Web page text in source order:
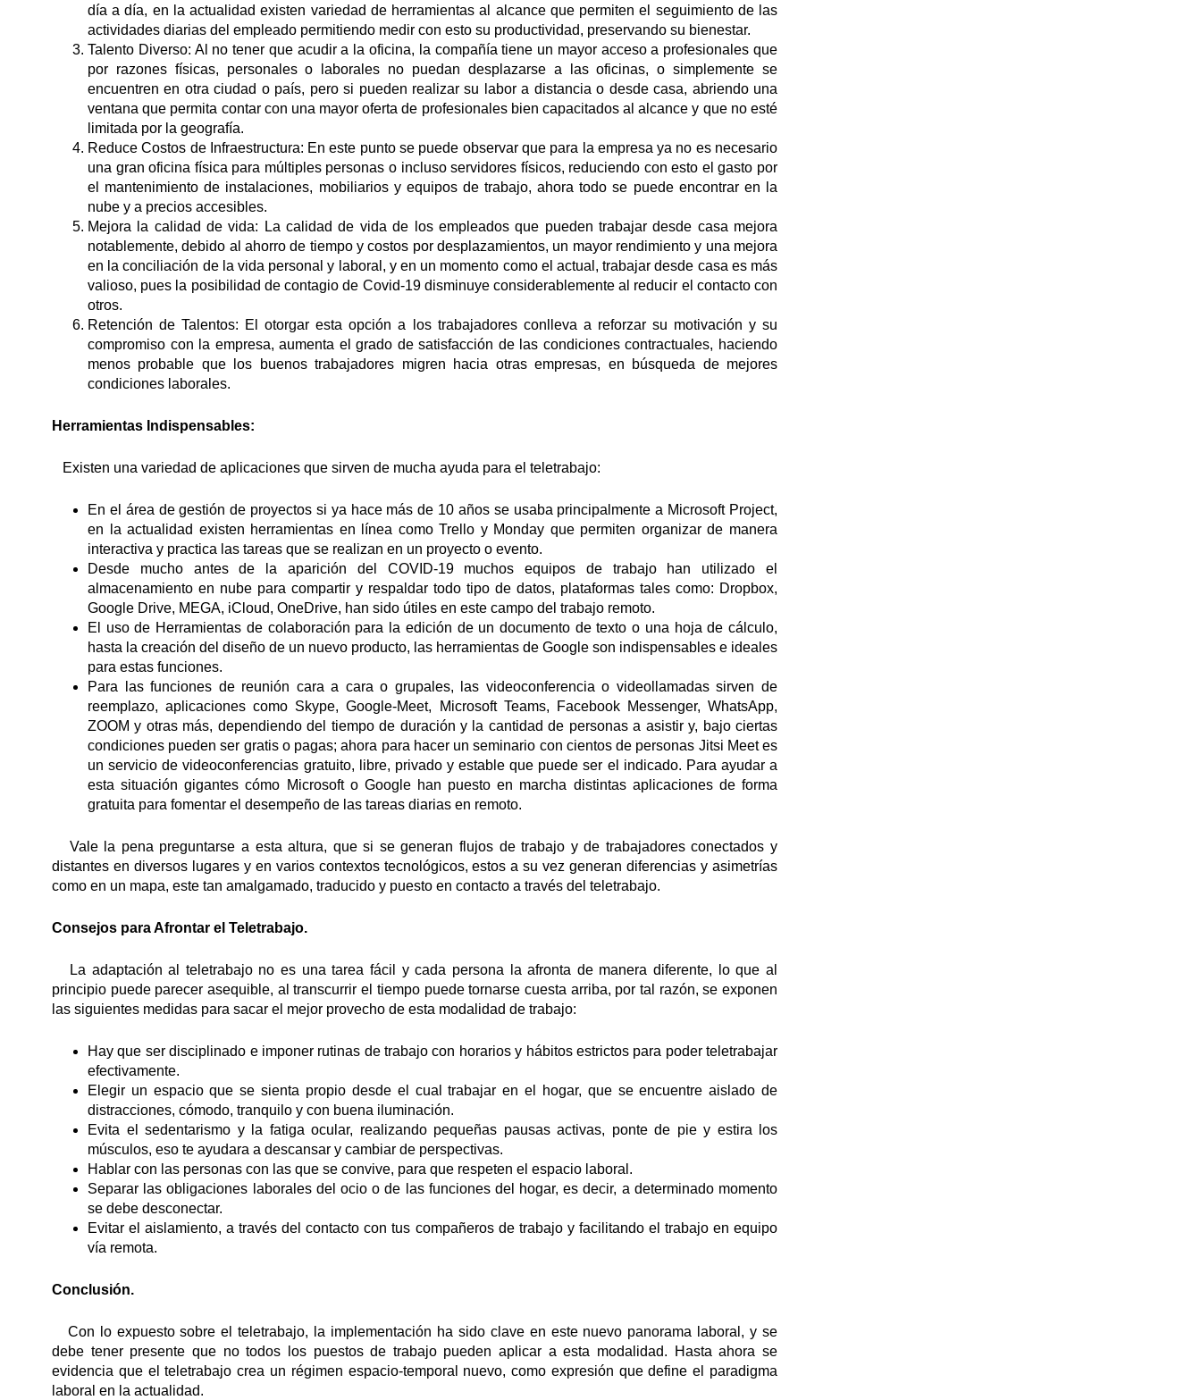
día a día, en la actualidad existen variedad de herramientas al alcance que permiten el seguimiento de las
actividades diarias del empleado permitiendo medir con esto su productividad, preservando su bienestar.
Talento Diverso: Al no tener que acudir a la oficina, la compañía tiene un mayor acceso a profesionales que
por razones físicas, personales o laborales no puedan desplazarse a las oficinas, o simplemente se
encuentren en otra ciudad o país, pero si pueden realizar su labor a distancia o desde casa, abriendo una
ventana que permita contar con una mayor oferta de profesionales bien capacitados al alcance y que no esté
limitada por la geografía.
Reduce Costos de Infraestructura: En este punto se puede observar que para la empresa ya no es necesario
una gran oficina física para múltiples personas o incluso servidores físicos, reduciendo con esto el gasto por
el mantenimiento de instalaciones, mobiliarios y equipos de trabajo, ahora todo se puede encontrar en la
nube y a precios accesibles.
Mejora la calidad de vida: La calidad de vida de los empleados que pueden trabajar desde casa mejora
notablemente, debido al ahorro de tiempo y costos por desplazamientos, un mayor rendimiento y una mejora
en la conciliación de la vida personal y laboral, y en un momento como el actual, trabajar desde casa es más
valioso, pues la posibilidad de contagio de Covid-19 disminuye considerablemente al reducir el contacto con
otros.
Retención de Talentos: El otorgar esta opción a los trabajadores conlleva a reforzar su motivación y su
compromiso con la empresa, aumenta el grado de satisfacción de las condiciones contractuales, haciendo
menos probable que los buenos trabajadores migren hacia otras empresas, en búsqueda de mejores
condiciones laborales.
Herramientas Indispensables:
Existen una variedad de aplicaciones que sirven de mucha ayuda para el teletrabajo:
En el área de gestión de proyectos si ya hace más de 10 años se usaba principalmente a Microsoft Project,
en la actualidad existen herramientas en línea como Trello y Monday que permiten organizar de manera
interactiva y practica las tareas que se realizan en un proyecto o evento.
Desde mucho antes de la aparición del COVID-19 muchos equipos de trabajo han utilizado el
almacenamiento en nube para compartir y respaldar todo tipo de datos, plataformas tales como: Dropbox,
Google Drive, MEGA, iCloud, OneDrive, han sido útiles en este campo del trabajo remoto.
El uso de Herramientas de colaboración para la edición de un documento de texto o una hoja de cálculo,
hasta la creación del diseño de un nuevo producto, las herramientas de Google son indispensables e ideales
para estas funciones.
Para las funciones de reunión cara a cara o grupales, las videoconferencia o videollamadas sirven de
reemplazo, aplicaciones como Skype, Google-Meet, Microsoft Teams, Facebook Messenger, WhatsApp,
ZOOM y otras más, dependiendo del tiempo de duración y la cantidad de personas a asistir y, bajo ciertas
condiciones pueden ser gratis o pagas; ahora para hacer un seminario con cientos de personas Jitsi Meet es
un servicio de videoconferencias gratuito, libre, privado y estable que puede ser el indicado. Para ayudar a
esta situación gigantes cómo Microsoft o Google han puesto en marcha distintas aplicaciones de forma
gratuita para fomentar el desempeño de las tareas diarias en remoto.
Vale la pena preguntarse a esta altura, que si se generan flujos de trabajo y de trabajadores conectados y
distantes en diversos lugares y en varios contextos tecnológicos, estos a su vez generan diferencias y asimetrías
como en un mapa, este tan amalgamado, traducido y puesto en contacto a través del teletrabajo.
Consejos para Afrontar el Teletrabajo.
La adaptación al teletrabajo no es una tarea fácil y cada persona la afronta de manera diferente, lo que al
principio puede parecer asequible, al transcurrir el tiempo puede tornarse cuesta arriba, por tal razón, se exponen
las siguientes medidas para sacar el mejor provecho de esta modalidad de trabajo:
Hay que ser disciplinado e imponer rutinas de trabajo con horarios y hábitos estrictos para poder teletrabajar
efectivamente.
Elegir un espacio que se sienta propio desde el cual trabajar en el hogar, que se encuentre aislado de
distracciones, cómodo, tranquilo y con buena iluminación.
Evita el sedentarismo y la fatiga ocular, realizando pequeñas pausas activas, ponte de pie y estira los
músculos, eso te ayudara a descansar y cambiar de perspectivas.
Hablar con las personas con las que se convive, para que respeten el espacio laboral.
Separar las obligaciones laborales del ocio o de las funciones del hogar, es decir, a determinado momento
se debe desconectar.
Evitar el aislamiento, a través del contacto con tus compañeros de trabajo y facilitando el trabajo en equipo
vía remota.
Conclusión.
Con lo expuesto sobre el teletrabajo, la implementación ha sido clave en este nuevo panorama laboral, y se
debe tener presente que no todos los puestos de trabajo pueden aplicar a esta modalidad. Hasta ahora se
evidencia que el teletrabajo crea un régimen espacio-temporal nuevo, como expresión que define el paradigma
laboral en la actualidad.